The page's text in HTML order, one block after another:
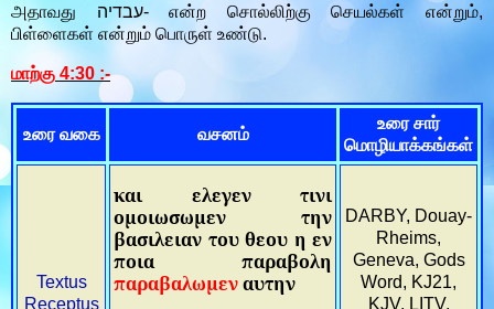
அதாவது עבדיה- என்ற சொல்லிற்கு செயல்கள் என்றும்,
பிள்ளைகள் என்றும் பொருள் உண்டு.
மாற்கு 4:30 :-
உரை வகை வசனம்
உரை சார்
மொழியாக்கங்கள்
Textus
Receptus
και ελεγεν τινι
ομοιωσωμεν την
βασιλειαν του θεου η εν
ποια παραβολη
παραβαλωμεν αυτην
DARBY, Douay-
Rheims,
Geneva, Gods
Word, KJ21,
KJV, LITV,